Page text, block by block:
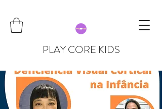
PLAY CORE KIDS